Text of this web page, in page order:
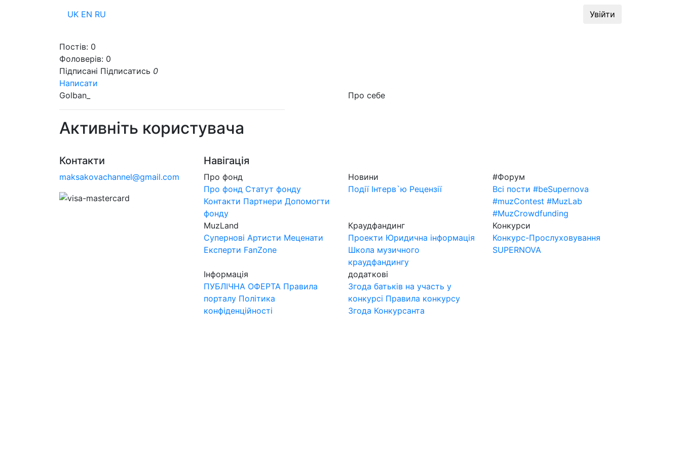
UK EN RU Увійти
Постів: 0
Фоловерів: 0
Підписані Підписатись 0
Написати
Golban_
Про себе
Активніть користувача
Контакти
maksakovachannel@gmail.com
Навігація
Про фонд
Про фонд Статут фонду
Контакти Партнери Допомогти
фонду
Новини
Події Інтерв`ю Рецензії
#Форум
Всі пости #beSupernova
#muzContest #MuzLab
#MuzCrowdfunding
MuzLand
Супернові Артисти Меценати
Експерти FanZone
Краудфандинг
Проекти Юридична інформація
Школа музичного
краудфандингу
Конкурси
Конкурс-Прослуховування
SUPERNOVA
Інформація
ПУБЛІЧНА ОФЕРТА Правила
порталу Політика
конфіденційності
додаткові
Згода батьків на участь у
конкурсі Правила конкурсу
Згода Конкурсанта